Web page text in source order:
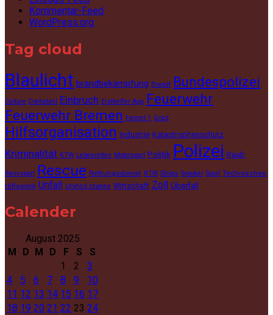
Kommentar-Feed
WordPress.org
Tag cloud
Blaulicht brandbekämpfung Brandt Bundespolizei
Culture Diebstahl Einbruch Ersthelfer App Feuerwehr
Feuerwehr Bremen
Formel 1 Gold
Hilfsorganisation Industrie Katastrophenschutz
Kriminalität KTW Lebenretten Motorsport Politik Polizei Raub
Rennsport Rescue Rettungsdienst RTW Ships Snooker Sport Technisches
Hilfswerk Unfall United states Wirtschaft Zoll Überfall
Calender
August 2025
M
D M D F S
S
1
2
3
4
5 6 7 8 9
10
11 12 13 14 15 16 17
18 19 20 21 22 23 24